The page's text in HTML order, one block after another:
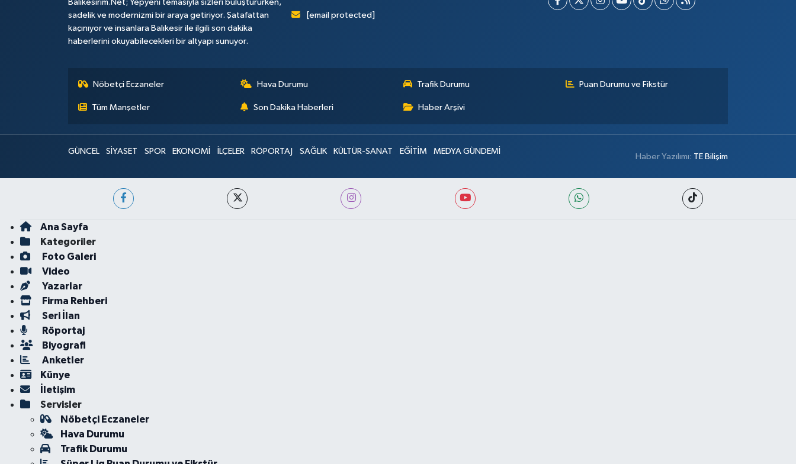
Balikesirim.Net; Yepyeni temasıyla sizleri buluştururken,
sadelik ve modernizmi bir araya getiriyor. Şatafattan
kaçınıyor ve insanlara Balıkesir ile ilgili son dakika
haberlerini okuyabilecekleri bir altyapı sunuyor.
[email protected]
Nöbetçi Eczaneler Hava Durumu Trafik Durumu Puan Durumu ve Fikstür
Tüm Manşetler Son Dakika Haberleri Haber Arşivi
GÜNCEL SİYASET SPOR EKONOMİ İLÇELER RÖPORTAJ SAĞLIK KÜLTÜR-SANAT EĞİTİM MEDYA GÜNDEMİ
Haber Yazılımı: TE Bilişim
Ana Sayfa
Kategoriler
Foto Galeri
Video
Yazarlar
Firma Rehberi
Seri İlan
Röportaj
Biyografi
Anketler
Künye
İletişim
Servisler
Nöbetçi Eczaneler
Hava Durumu
Trafik Durumu